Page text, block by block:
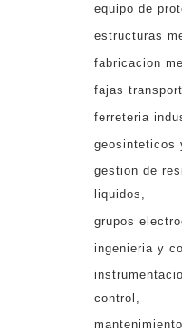
equipo de
estructuras
fabricacion
fajas
ferreteria
geosinteticos
gestion de
liquidos
grupos
ingenieria y
control